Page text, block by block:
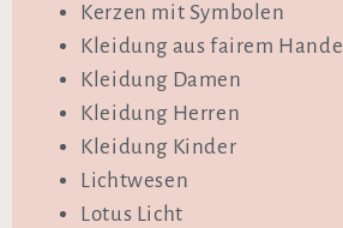
Kerzen mit Symbolen
Kleidung aus fairem Handel
Kleidung Damen
Kleidung Herren
Kleidung Kinder
Lichtwesen
Lotus Licht